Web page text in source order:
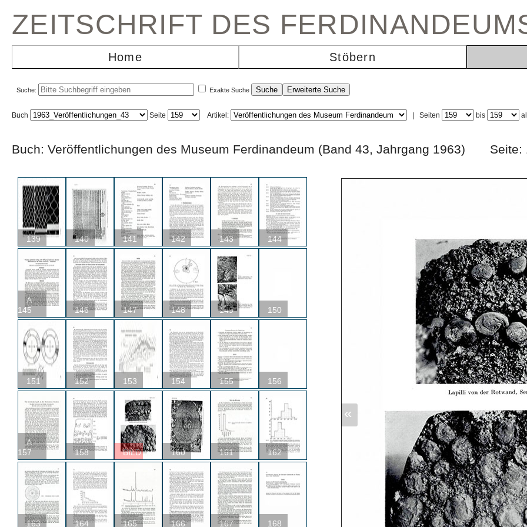
ZEITSCHRIFT DES
Home Stöbern
Suche: Exakte Suche
Buch Seite Artikel: Seiten bis
Buch: Veröffentlichungen des Museum Ferdinandeum (Band 43, Jahrgang 1963)
139 140 141 142 143 144
A
145
146 147 148 149 150
151 152 153 154 155 156
A
157
158 BILD 160 161 162
163 164 165 166 167 168
«